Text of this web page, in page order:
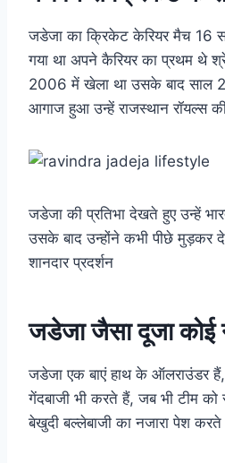
जडेजा का क्रिकेट केरियर मैच 16
गया था अपने कैरियर का प्रथम थे
2006 में खेला था उसके बाद साल
आगाज हुआ उन्हें राजस्थान रॉयल्स
जडेजा की प्रतिभा देखते हुए उन्हें
उसके बाद उन्होंने कभी पीछे मुड़कर
शानदार प्रदर्शन
जडेजा जैसा दूजा कोई
जडेजा एक बाएं हाथ के ऑलराउंडर हैं,
गेंदबाजी भी करते हैं, जब भी टीम
बेखुदी बल्लेबाजी का नजारा पेश